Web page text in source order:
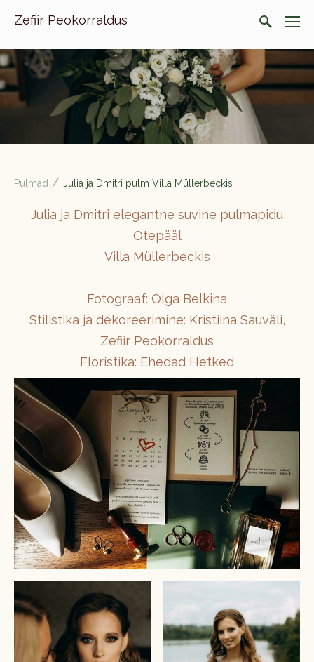
Zefiir Peokorraldus
Pulmad / Julia ja Dmitri pulm Villa Müllerbeckis
Julia ja Dmitri elegantne suvine pulmapidu
Otepääl
Villa Müllerbeckis
Fotograaf: Olga Belkina
Stilistika ja dekoreerimine: Kristiina Sauväli,
Zefiir Peokorraldus
Floristika: Ehedad Hetked